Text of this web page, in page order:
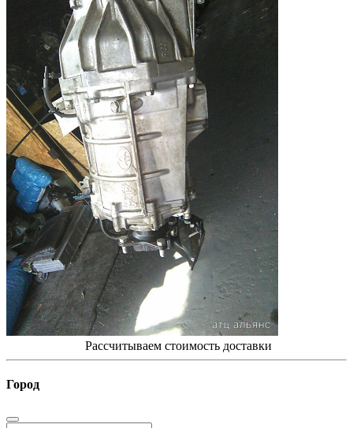
Рассчитываем стоимость доставки
Город